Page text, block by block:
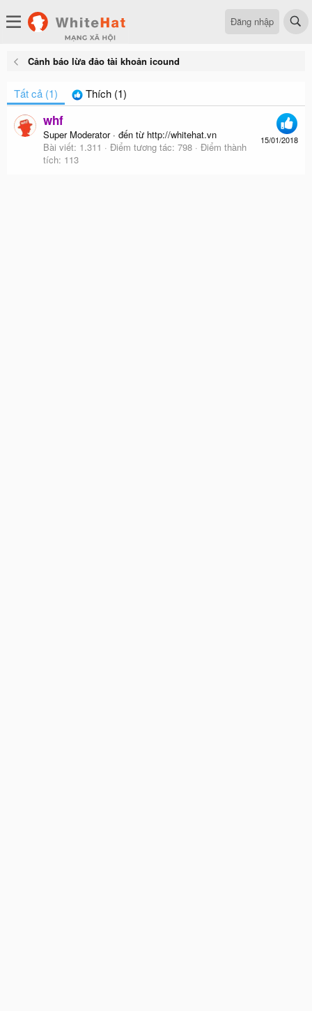
Đăng nhập
Cảnh báo lừa đảo tài khoản icound
Tất cả (1) Thích (1)
15/01/2018
whf
Super Moderator · đến từ http://whitehat.vn
Bài viết 1.311 Điểm tương tác 798
Điểm thành
tích 113